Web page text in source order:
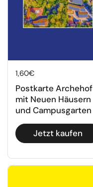
Regulärer Preis
1,60€
Postkarte Archehof
mit Neuen Häusern
und Campusgarten
Jetzt kaufen